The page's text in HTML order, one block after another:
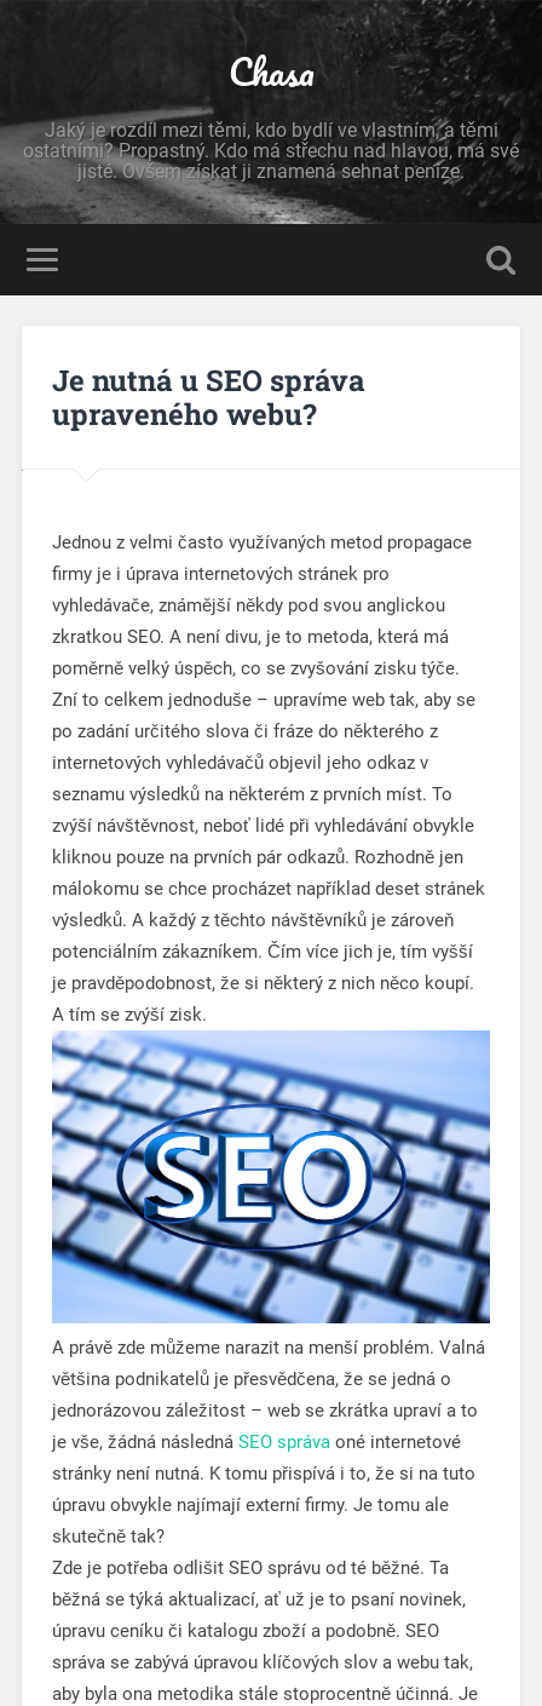
Chasa
Jaký je rozdíl mezi těmi, kdo bydlí ve vlastním, a těmi
ostatními? Propastný. Kdo má střechu nad hlavou, má své
jisté. Ovšem získat ji znamená sehnat peníze.
Je nutná u SEO správa
upraveného webu?
Jednou z velmi často využívaných metod propagace
firmy je i úprava internetových stránek pro
vyhledávače, známější někdy pod svou anglickou
zkratkou SEO. A není divu, je to metoda, která má
poměrně velký úspěch, co se zvyšování zisku týče.
Zní to celkem jednoduše – upravíme web tak, aby se
po zadání určitého slova či fráze do některého z
internetových vyhledávačů objevil jeho odkaz v
seznamu výsledků na některém z prvních míst. To
zvýší návštěvnost, neboť lidé při vyhledávání obvykle
kliknou pouze na prvních pár odkazů. Rozhodně jen
málokomu se chce procházet například deset stránek
výsledků. A každý z těchto návštěvníků je zároveň
potenciálním zákazníkem. Čím více jich je, tím vyšší
je pravděpodobnost, že si některý z nich něco koupí.
A tím se zvýší zisk.
A právě zde můžeme narazit na menší problém. Valná
většina podnikatelů je přesvědčena, že se jedná o
jednorázovou záležitost – web se zkrátka upraví a to
je vše, žádná následná SEO správaoné internetové
stránky není nutná. K tomu přispívá i to, že si na tuto
úpravu obvykle najímají externí firmy. Je tomu ale
skutečně tak?
Zde je potřeba odlišit SEO správu od té běžné. Ta
běžná se týká aktualizací, ať už je to psaní novinek,
úpravu ceníku či katalogu zboží a podobně. SEO
správa se zabývá úpravou klíčových slov a webu tak,
aby byla ona metodika stále stoprocentně účinná. Je